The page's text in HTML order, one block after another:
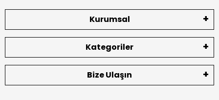
Kurumsal
Kategoriler
Bize Ulaşın